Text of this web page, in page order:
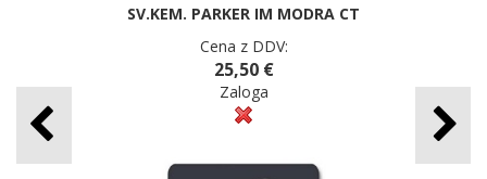
SV.KEM. PARKER IM MODRA CT
Cena z DDV:
25,50 €
Zaloga